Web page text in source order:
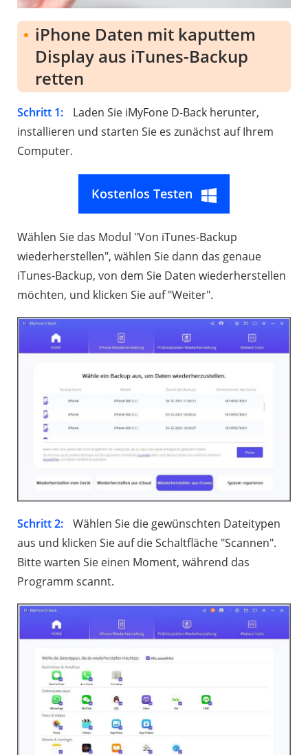
iPhone Daten mit kaputtem
Display aus iTunes-Backup
retten
Schritt 1:
Laden Sie iMyFone D-Back herunter,
installieren und starten Sie es zunächst auf Ihrem
Computer.
Kostenlos Testen
Wählen Sie das Modul "Von iTunes-Backup
wiederherstellen", wählen Sie dann das genaue
iTunes-Backup, von dem Sie Daten wiederherstellen
möchten, und klicken Sie auf "Weiter".
Schritt 2:
Wählen Sie die gewünschten Dateitypen
aus und klicken Sie auf die Schaltfläche "Scannen".
Bitte warten Sie einen Moment, während das
Programm scannt.